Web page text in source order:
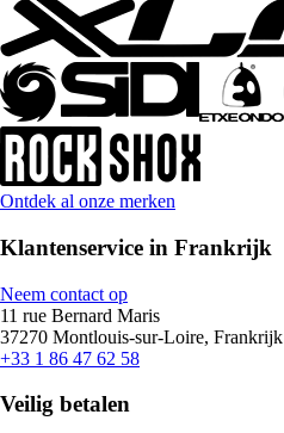
Ontdek al onze merken
Klantenservice in Frankrijk
Neem contact op
11 rue Bernard Maris
37270 Montlouis-sur-Loire, Frankrijk
+33 1 86 47 62 58
Veilig betalen